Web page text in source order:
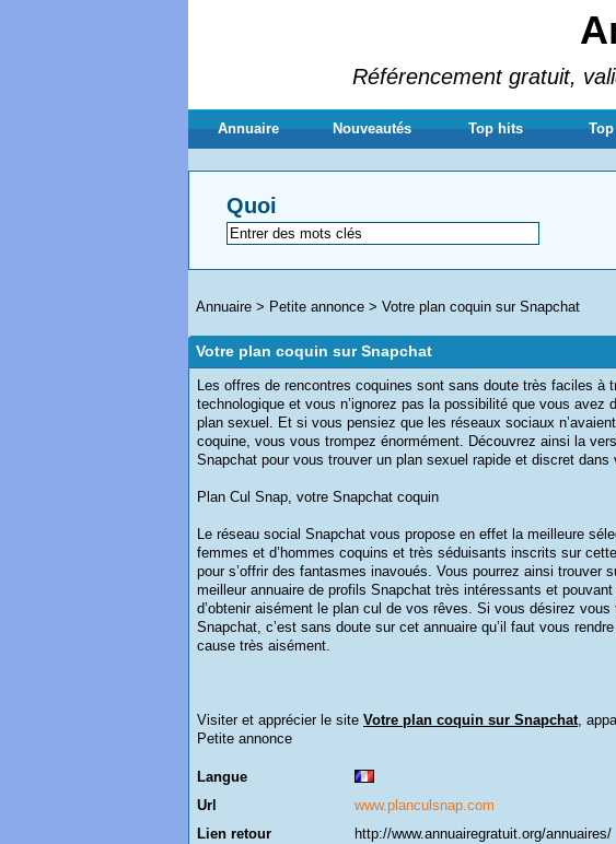
Référencement gratuit,
Annuaire Nouveautés Top hits
Quoi
Annuaire > Petite annonce > Votre plan coquin sur Snapchat
Votre plan coquin sur Snapchat
Les offres de rencontres coquines sont sans doute très faciles à
technologique et vous n’ignorez pas la possibilité que vous avez
plan sexuel. Et si vous pensiez que les réseaux sociaux
coquine, vous vous trompez énormément. Découvrez ainsi la
Snapchat pour vous trouver un plan sexuel rapide et discret dans
Plan Cul Snap, votre Snapchat coquin
Le réseau social Snapchat vous propose en effet la meilleure
femmes et d’hommes coquins et très séduisants inscrits sur
pour s’offrir des fantasmes inavoués. Vous pourrez ainsi trouver
meilleur annuaire de profils Snapchat très intéressants et
d’obtenir aisément le plan cul de vos rêves. Si vous désirez
Snapchat, c’est sans doute sur cet annuaire qu’il faut vous
cause très aisément.
Visiter et apprécier le site Votre plan coquin sur Snapchat,
Petite annonce
Langue
Url
www.planculsnap.com
Lien retour
http://www.annuairegratuit.org/annuaires/